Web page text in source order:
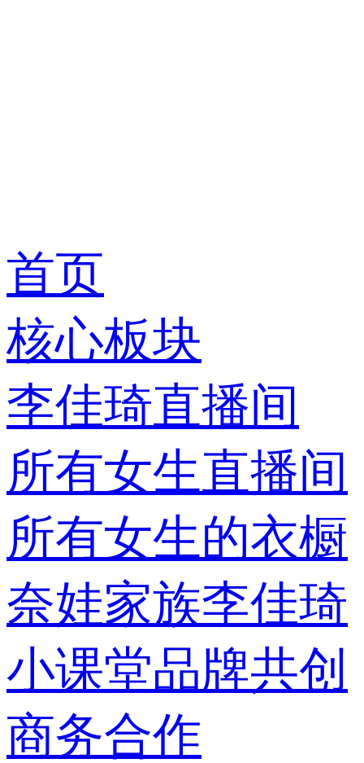
首页
核心板块
李佳琦直播间
所有女生直播间
所有女生的衣橱
奈娃家族李佳琦
小课堂品牌共创
商务合作